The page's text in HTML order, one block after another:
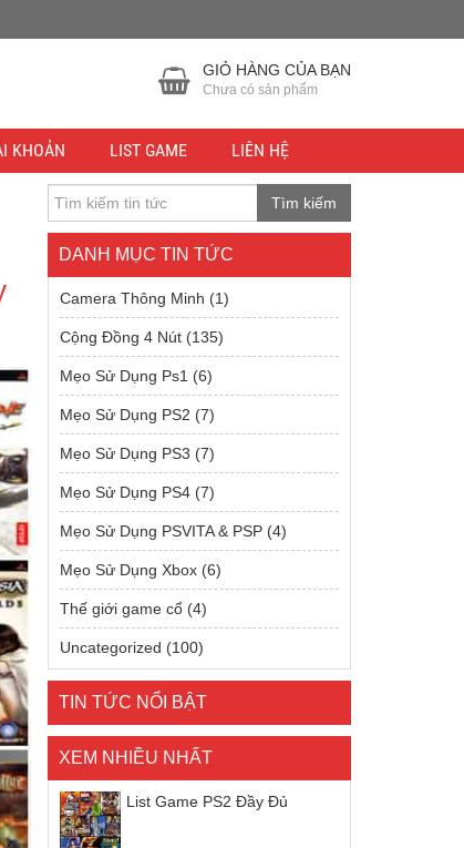
GIỎ HÀNG CỦA BẠN
Chưa có sản phẩm
KHOẢN LIST GAME LIÊN HỆ
Tìm kiếm
DANH MỤC TIN TỨC
Camera Thông Minh (1)
Cộng Đồng 4 Nút (135)
Mẹo Sử Dụng Ps1 (6)
Mẹo Sử Dụng PS2 (7)
Mẹo Sử Dụng PS3 (7)
Mẹo Sử Dụng PS4 (7)
Mẹo Sử Dụng PSVITA & PSP (4)
Mẹo Sử Dụng Xbox (6)
Thế giới game cổ (4)
Uncategorized (100)
TIN TỨC NỔI BẬT
XEM NHIỀU NHẤT
List Game PS2 Đầy Đủ